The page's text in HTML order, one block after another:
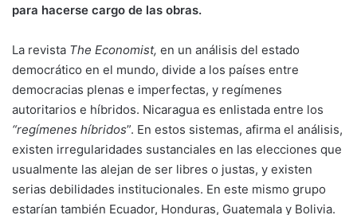
para hacerse cargo de las obras.
La revista The Economist, en un análisis del estado
democrático en el mundo, divide a los países entre
democracias plenas e imperfectas, y regímenes
autoritarios e híbridos. Nicaragua es enlistada entre los
“regímenes híbridos”. En estos sistemas, afirma el análisis,
existen irregularidades sustanciales en las elecciones que
usualmente las alejan de ser libres o justas, y existen
serias debilidades institucionales. En este mismo grupo
estarían también Ecuador, Honduras, Guatemala y Bolivia.